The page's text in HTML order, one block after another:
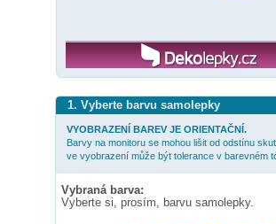
1. Vyberte barvu samolepky
VYOBRAZENÍ BAREV JE ORIENTAČNÍ.
Barvy na monitoru se mohou lišit od odstínu
ve vyobrazení může být tolerance v barevném
Vybraná barva:
Vyberte si, prosím, barvu samolepky.